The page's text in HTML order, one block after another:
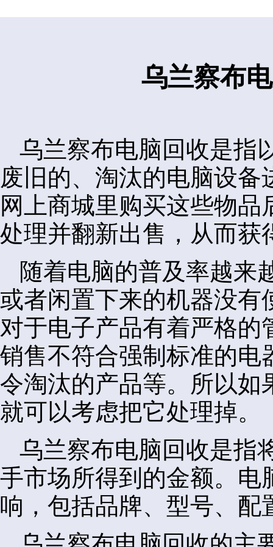
乌兰察布
乌兰察布电脑回收是指
废旧的、淘汰的电脑设
网上商城里购买这些物
处理并翻新出售，从而获
随着电脑的普及率越来
或者闲置下来的机器没有
对于电子产品有着严格
销售不符合强制标准的电
令淘汰的产品等。所以如
就可以考虑把它处理掉。
乌兰察布电脑回收是指
手市场所得到的金额。电
响，包括品牌、型号、配